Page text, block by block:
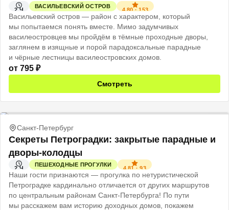
2 Ч
ВАСИЛЬЕВСКИЙ ОСТРОВ
4.80·153
Васильевский остров — район с характером, который
мы попытаемся понять вместе. Мимо задумчивых
василеостровцев мы пройдём в тёмные проходные дворы,
заглянем в изящные и порой парадоксальные парадные
и чёрные лестницы василеостровских домов.
от 795 ₽
Смотреть
Санкт-Петербург
Секреты Петроградки: закрытые парадные и
дворы-колодцы
2 Ч
ПЕШЕХОДНЫЕ ПРОГУЛКИ
4.81 ·93
Наши гости признаются — прогулка по нетуристической
Петроградке кардинально отличается от других маршрутов
по центральным районам Санкт-Петербурга! По пути
мы расскажем вам историю доходных домов, покажем